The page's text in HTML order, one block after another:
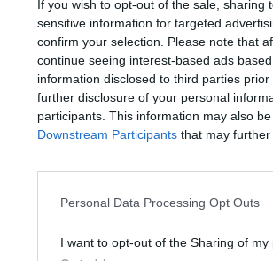
If you wish to opt-out of the sale,
sensitive information for targeted
confirm your selection. Please note that
continue seeing interest-based ads
information disclosed to third parties
further disclosure of your personal
participants. This information may also
Downstream Participants that may further
Personal Data Processing Opt Outs
I want to opt-out of the Sharing of my
mielipiteesi. Tutustu kuitenkinsääntöihin.